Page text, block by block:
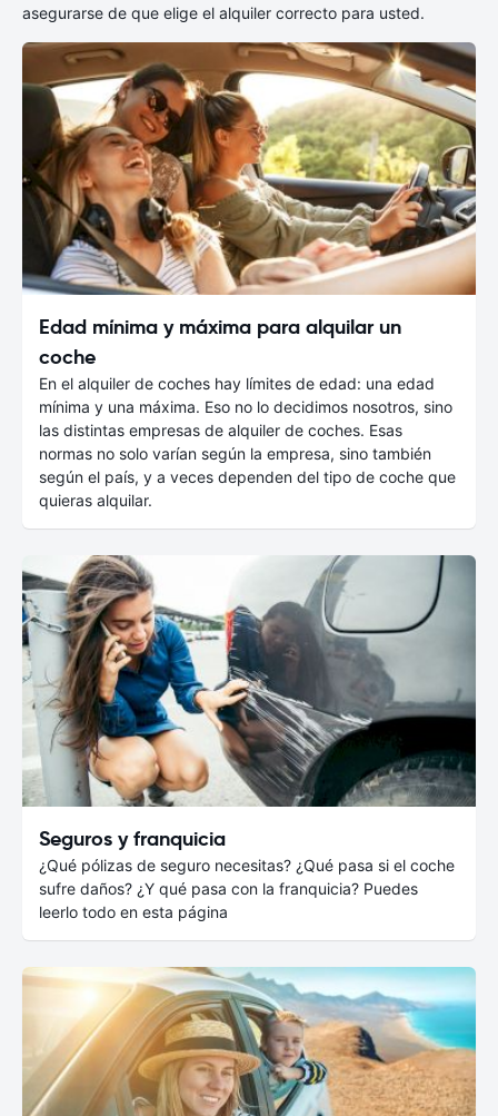
asegurarse de que elige el alquiler correcto para usted.
Edad mínima y máxima para alquilar un
coche
En el alquiler de coches hay límites de edad: una edad
mínima y una máxima. Eso no lo decidimos nosotros, sino
las distintas empresas de alquiler de coches. Esas
normas no solo varían según la empresa, sino también
según el país, y a veces dependen del tipo de coche que
quieras alquilar.
Seguros y franquicia
¿Qué pólizas de seguro necesitas? ¿Qué pasa si el coche
sufre daños? ¿Y qué pasa con la franquicia? Puedes
leerlo todo en esta página